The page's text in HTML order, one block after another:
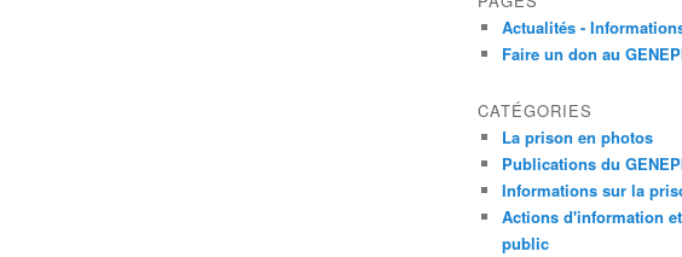
Actualités -
Faire un don au
CATÉGORIES
La prison en photos
Publications du
Informations sur la
Actions d'information
public